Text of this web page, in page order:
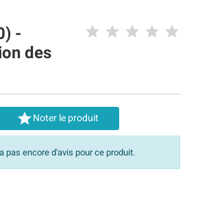
-
des
Noter le produit
pas encore d'avis pour ce produit.